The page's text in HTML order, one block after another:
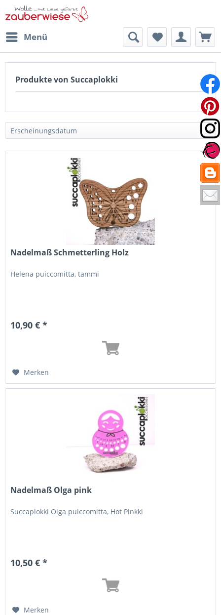
Menü
Produkte von Succaplokki
Nadelmaß Schmetterling Holz
Helena puiccomitta, tammi
10,90 € *
Merken
Nadelmaß Olga pink
Succaplokki Olga puiccomitta, Hot Pinkki
10,50 € *
Merken